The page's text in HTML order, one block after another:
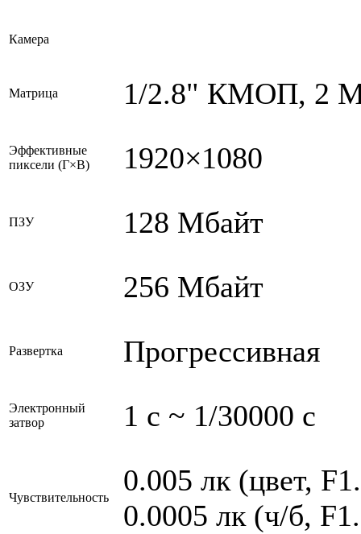
Камера
Матрица 1/2.8" КМОП, 2
Эффективные
пиксели (Г×В)
1920×1080
ПЗУ 128 Мбайт
ОЗУ 256 Мбайт
Развертка Прогрессивная
Электронный
затвор
1 с ~ 1/30000 с
Чувствительность
0.005 лк (цвет,
0.0005 лк (ч/б,